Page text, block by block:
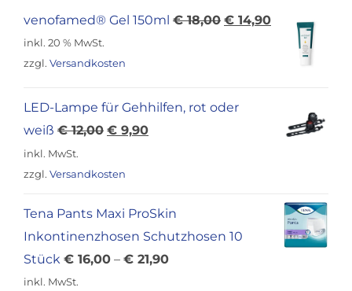
venofamed® Gel 150ml €18,00 Ursprünglicher
€ 14,90Aktueller
Preis
inkl. 20 % MwSt.
zzgl. Versandkosten
LED-Lampe für Gehhilfen, rot oder
weiß €12,00 Ursprünglicher
war:
€ 9,90Aktueller
inkl. MwSt.
zzgl. Versandkosten
Tena Pants Maxi ProSkin
Inkontinenzhosen Schutzhosen 10
Stück € 16,00 – € 21,90
inkl. MwSt.